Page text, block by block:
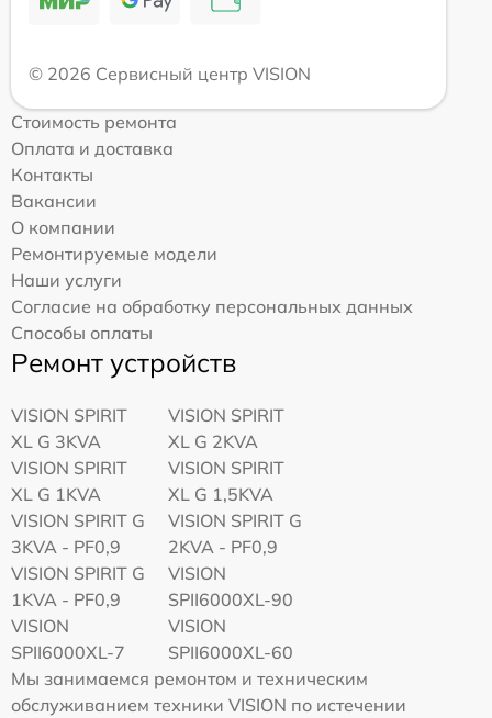
© 2026 Сервисный центр VISION
Стоимость ремонта
Оплата и доставка
Контакты
Вакансии
О компании
Ремонтируемые модели
Наши услуги
Согласие на обработку персональных данных
Способы оплаты
Ремонт устройств
VISION SPIRIT
XL G 3KVA
VISION SPIRIT
XL G 2KVA
VISION SPIRIT
XL G 1KVA
VISION SPIRIT
XL G 1,5KVA
VISION SPIRIT G
3KVA - PF0,9
VISION SPIRIT G
2KVA - PF0,9
VISION SPIRIT G
1KVA - PF0,9
VISION
SPII6000XL-90
VISION
SPII6000XL-7
VISION
SPII6000XL-60
Мы занимаемся ремонтом и техническим
обслуживанием техники VISION по истечении